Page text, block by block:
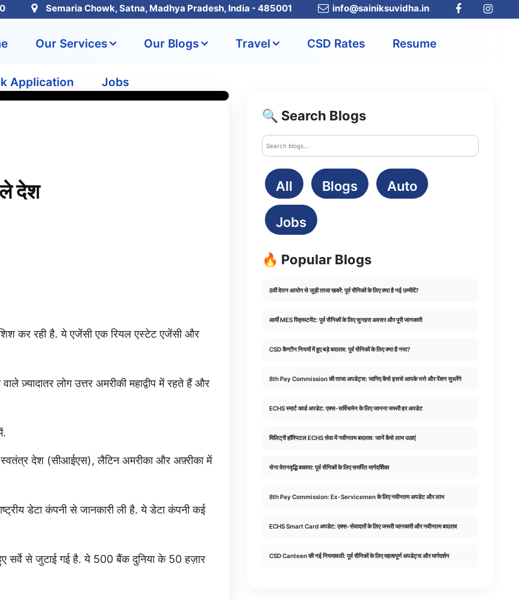
Semaria Chowk, Satna, Madhya Pradesh, India - 485001 info@sainiksuvidha.in
Our Services Our Blogs Travel CSD Rates Resume
Application Jobs
देश
कर रही है. ये एजेंसी एक रियल एस्टेट एजेंसी और
ज़्यादातर लोग उत्तर अमरीकी महाद्वीप में रहते हैं और
देश (सीआईएस), लैटिन अमरीका और अफ़्रीका में
डेटा कंपनी से जानकारी ली है. ये डेटा कंपनी कई
सर्वे से जुटाई गई है. ये 500 बैंक दुनिया के 50 हज़ार
🔍 Search Blogs
All Blogs Auto
Jobs
🔥 Popular Blogs
8वीं वेतन आयोग से जुड़ी ताजा खबरें: पूर्व सैनिकों के लिए क्या है नई उम्मीदें?
आर्मी MES रिक्रूटमेंट: पूर्व सैनिकों के लिए सुनहरा अवसर और पूरी जानकारी
CSD कैन्टीन नियमों में हुए बड़े बदलाव: पूर्व सैनिकों के लिए क्या है नया?
8th Pay Commission की ताजा अपडेट्स: जानिए कैसे इससे आपके भत्ते और पेंशन सुधरेंगे
ECHS स्मार्ट कार्ड अपडेट: एक्स-सर्विसमेन के लिए जानना जरूरी हर अपडेट
मिलिट्री हॉस्पिटल ECHS सेवा में नवीनतम बदलाव: जानें कैसे लाभ उठाएं
सेना वेतनवृद्धि बकाया: पूर्व सैनिकों के लिए समर्पित मार्गदर्शिका
8th Pay Commission: Ex-Servicemen के लिए नवीनतम अपडेट और लाभ
ECHS Smart Card अपडेट: एक्स-सेवादारों के लिए जरूरी जानकारी और नवीनतम बदलाव
CSD Canteen की नई नियमावली: पूर्व सैनिकों के लिए महत्वपूर्ण अपडेट्स और मार्गदर्शन